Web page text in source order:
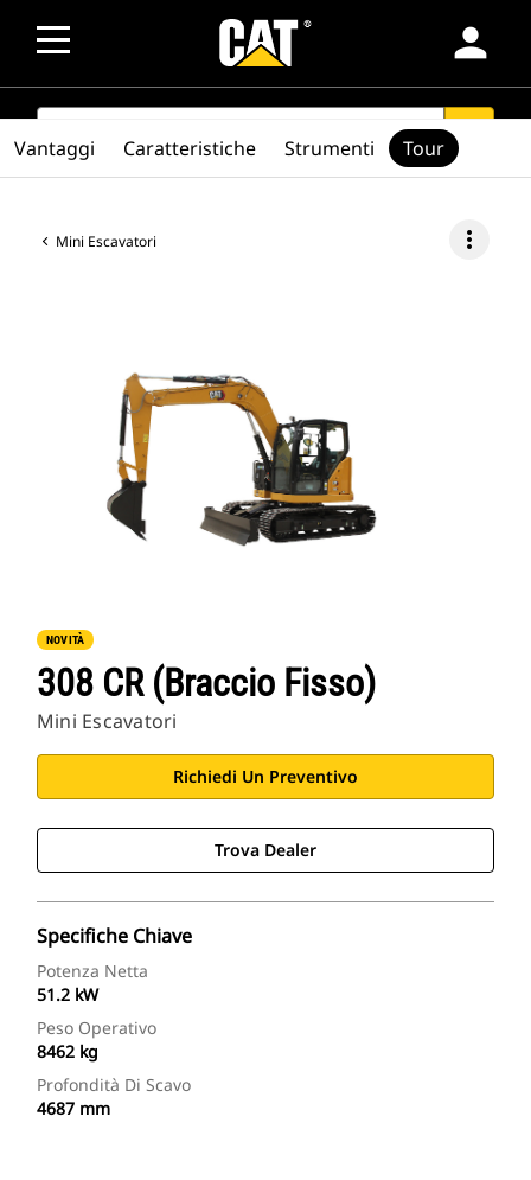
person
SEARCH search
Mini Escavatori more_vert
NOVITÀ
308 CR (Braccio Fisso)
Mini Escavatori
Richiedi Un Preventivo
Trova Dealer
Specifiche Chiave
Potenza Netta
51.2 kW
Peso Operativo
8462 kg
Profondità Di Scavo
4687 mm
Vantaggi Caratteristiche Strumenti Tour